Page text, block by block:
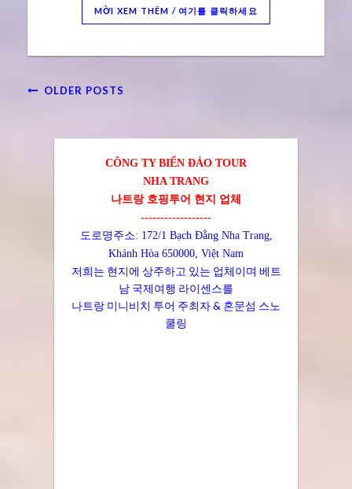
MỜI XEM THÊM / 여기를 클릭하세요
OLDER POSTS
CÔNG TY BIỂN ĐẢO TOUR
NHA TRANG
나트랑 호핑투어 현지 업체
------------------
도로명주소: 172/1 Bạch Đằng Nha Trang,
Khánh Hòa 650000, Việt Nam
저희는 현지에 상주하고 있는 업체이며 베트
남 국제여행 라이센스를
나트랑 미니비치 투어 주최자 & 혼문섬 스노
쿨링